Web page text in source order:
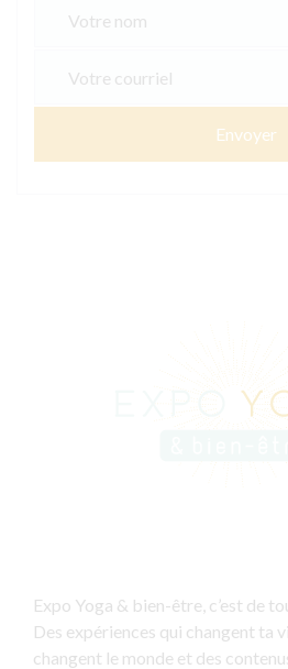
Envoyer
Expo Yoga & bien-être, c’est de
Des expériences qui changent ta
changent le monde et des